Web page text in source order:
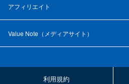
アフィリエイト
Value Note（ メディアサイト ）
利用規約